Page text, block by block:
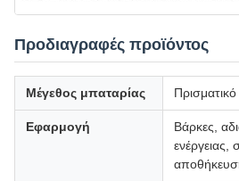
Προδιαγραφές προϊόντος
Μέγεθος μπαταρίας Πρισματικό
Εφαρμογή
Βάρκες,
ενέργειας,